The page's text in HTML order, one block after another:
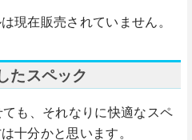
現在販売されていません。
たスペック
も、それなりに快適なスペ
十分かと思います。